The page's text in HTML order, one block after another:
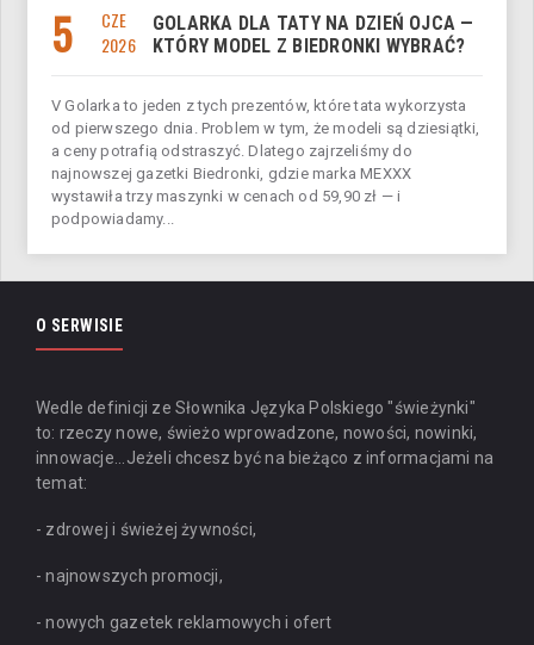
5
CZE
2026
GOLARKA DLA TATY NA DZIEŃ OJCA —
KTÓRY MODEL Z BIEDRONKI WYBRAĆ?
V Golarka to jeden z tych prezentów, które tata wykorzysta
od pierwszego dnia. Problem w tym, że modeli są dziesiątki,
a ceny potrafią odstraszyć. Dlatego zajrzeliśmy do
najnowszej gazetki Biedronki, gdzie marka MEXXX
wystawiła trzy maszynki w cenach od 59,90 zł — i
podpowiadamy...
O SERWISIE
Wedle definicji ze Słownika Języka Polskiego "świeżynki"
to: rzeczy nowe, świeżo wprowadzone, nowości, nowinki,
innowacje...Jeżeli chcesz być na bieżąco z informacjami na
temat:
- zdrowej i świeżej żywności,
- najnowszych promocji,
- nowych gazetek reklamowych i ofert